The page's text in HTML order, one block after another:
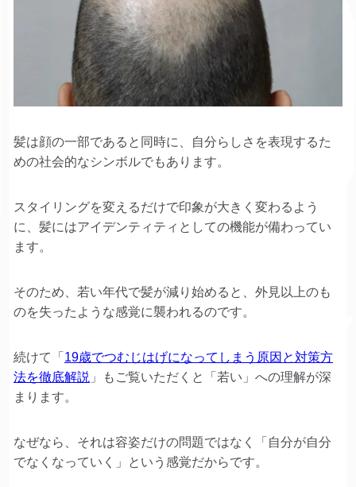
髪は顔の一部であると同時に、自分らしさを表現するた
めの社会的なシンボルでもあります。
スタイリングを変えるだけで印象が大きく変わるよう
に、髪にはアイデンティティとしての機能が備わってい
ます。
そのため、若い年代で髪が減り始めると、外見以上のも
のを失ったような感覚に襲われるのです。
続けて「 19歳でつむじはげになってしまう原因と対策方
法を徹底解説 」もご覧いただくと「若い」への理解が深
まります。
なぜなら、それは容姿だけの問題ではなく「自分が自分
でなくなっていく」という感覚だからです。